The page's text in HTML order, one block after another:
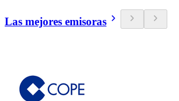
Las mejores emisoras